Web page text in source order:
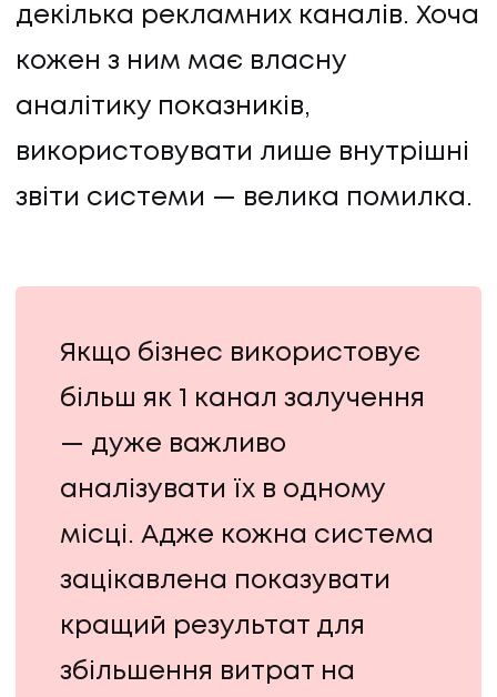
декілька рекламних каналів. Хоча
кожен з ним має власну
аналітику показників,
використовувати лише внутрішні
звіти системи — велика помилка.
Якщо бізнес використовує
більш як 1 канал залучення
— дуже важливо
аналізувати їх в одному
місці. Адже кожна система
зацікавлена показувати
кращий результат для
збільшення витрат на